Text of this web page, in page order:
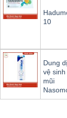
10
Dung
vệ sinh
mũi